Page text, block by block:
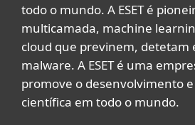
todo o mundo. A ESET é
multicamada, machine
cloud que previnem, detetam
malware. A ESET é uma
promove o desenvolvimento
científica em todo o mundo.